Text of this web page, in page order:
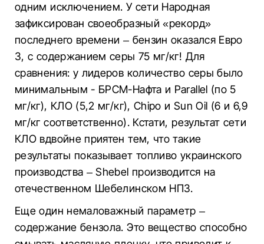
одним исключением. У сети Народная
зафиксирован своеобразный «рекорд»
последнего времени – бензин оказался Евро
3, с содержанием серы 75 мг/кг! Для
сравнения: у лидеров количество серы было
минимальным - БРСМ-Нафта и Parallel (по 5
мг/кг), КЛО (5,2 мг/кг), Chipo и Sun Oil (6 и 6,9
мг/кг соответственно). Кстати, результат сети
КЛО вдвойне приятен тем, что такие
результаты показывает топливо украинского
производства – Shebel производится на
отечественном Шебелинском НПЗ.
Еще один немаловажный параметр –
содержание бензола. Это вещество способно